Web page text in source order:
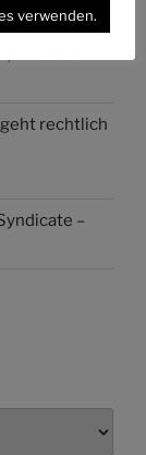
rechtlich
–
verwenden.